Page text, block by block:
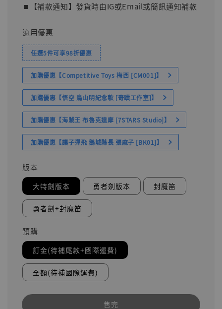
⏹︎【補款通知】發貨時由IG或Email或簡訊通知補款
適用優惠
任選5件可享98折優惠
加購優惠【Competitive Toys 梅西 [CM001]】
加購優惠【悟空 鳥山明紀念款 [奇蹟工作室]】
加購優惠【海賊王 布魯克達摩 [7STARS Studio]】
加購優惠【讓子彈飛 鵝城縣長 張麻子 [BK01]】
版本
大特劍版本 勇者劍版本 封魔笛
勇者劍+封魔笛
預購
訂金(待補尾款+國際運費)
全額(待補國際運費)
售完